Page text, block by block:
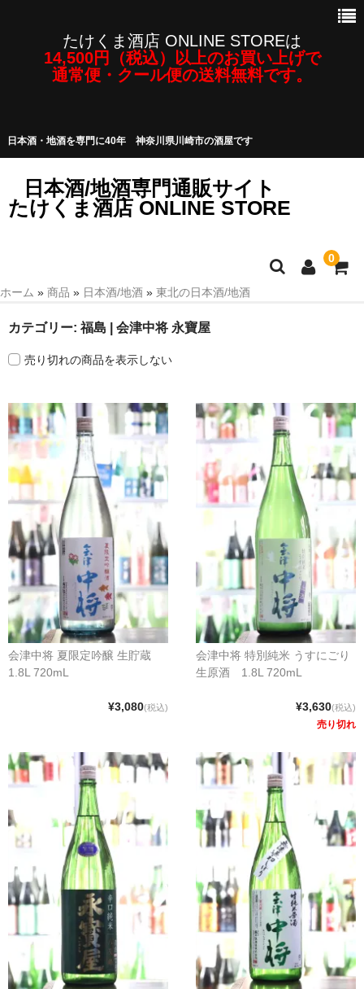
たけくま酒店 ONLINE STOREは
14,500円（税込）以上のお買い上げで
通常便・クール便の送料無料です。
日本酒・地酒を専門に40年 神奈川県川崎市の酒屋です
日本酒/地酒専門通販サイト
たけくま酒店 ONLINE STORE
0
ワイン
和リキュール・梅酒
おつまみなど
ご利用案内
ホーム » 商品 » 日本酒/地酒 » 東北の日本酒/地酒
カテゴリー: 福島 | 会津中将 永寶屋
売り切れの商品を表示しない
会津中将 夏限定吟醸 生貯蔵
1.8L 720mL
¥3,080(税込)
会津中将 特別純米 うすにごり
生原酒 1.8L 720mL
¥3,630(税込)
売り切れ